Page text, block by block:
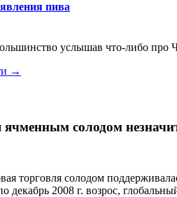
пива
услышав что-либо
→
солодом
торговля солодом
декабрь 2008 г. возрос,